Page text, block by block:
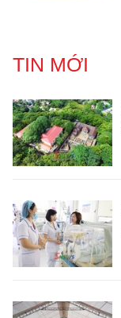
TIN MỚI